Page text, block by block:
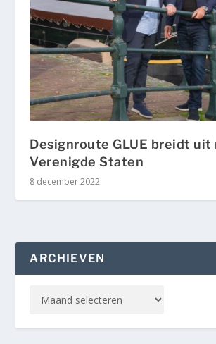
Designroute GLUE breidt uit
Verenigde Staten
8 december 2022
ARCHIEVEN